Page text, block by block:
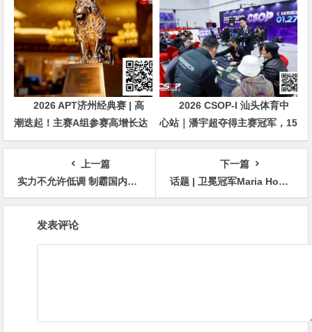
2026 APT济州经典赛 | 高
潮迭起！主赛A组参赛高增长达
676人次！中国选手 Tony Lin
逆袭夺超级豪客赛冠军！
2026 CSOP-I 汕头体育中
心站｜潘宇超夺得主赛冠军，15
年扑克路，圆梦CSOP！
上一篇
实力不允许低调 制霸国内外赛场 德艺双馨的“国王”周全成为知名品牌全球形象大使
下一篇
话题 | 卫冕冠军Maria Ho最想在黄金游戏第二季对阵谁？
发表评论